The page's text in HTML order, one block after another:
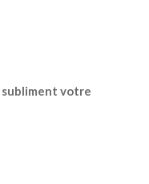
subliment votre